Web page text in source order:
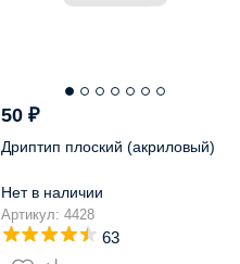
50₽
Дриптип плоский (акриловый)
Нет в наличии
Артикул: 4428
63